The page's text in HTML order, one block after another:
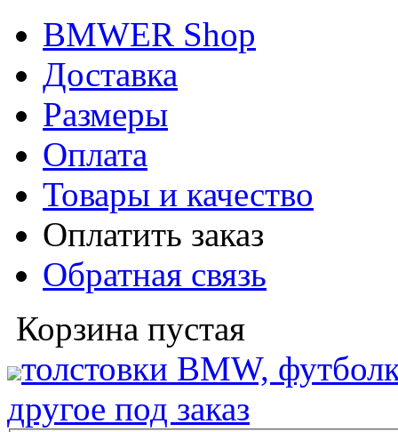
BMWER Shop
Доставка
Размеры
Оплата
Товары и качество
Оплатить заказ
Обратная связь
Корзина пустая
толстовки BMW,
другое под заказ